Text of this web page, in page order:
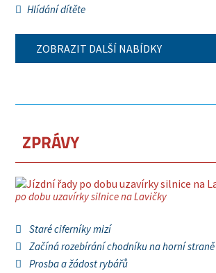
Hlídání dítěte
ZOBRAZIT DALŠÍ NABÍDKY
ZPRÁVY
po dobu uzavírky silnice na Lavičky
Staré ciferníky mizí
Začíná rozebírání chodníku na horní straně
Prosba a žádost rybářů